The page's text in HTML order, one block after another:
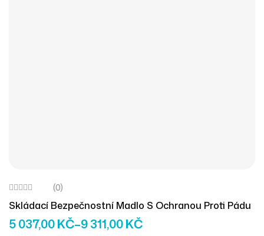
(0)
Skládací Bezpečnostní Madlo S Ochranou Proti Pádu
5 037,00KČ–9 311,00KČ